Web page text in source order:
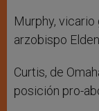
Murphy, vicario
arzobispo Elden
Curtis, de
posición pro-